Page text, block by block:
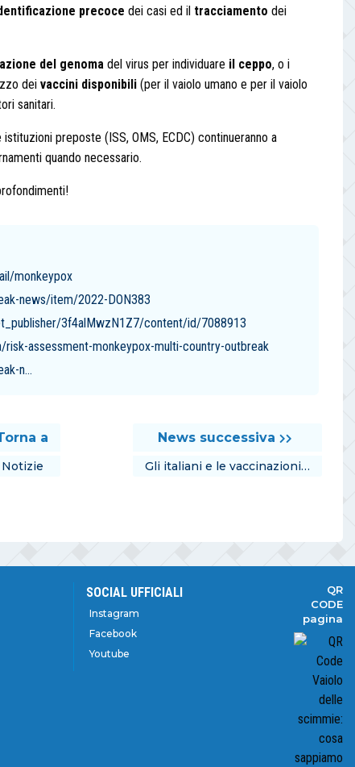
precoce dei casi ed il tracciamento dei
del genoma del virus per individuare il ceppo, o i
dei vaccini disponibili (per il vaiolo umano e per il vaiolo
sanitari.
preposte (ISS, OMS, ECDC) continueranno a
quando necessario.
monkeypox
news/item/2022-DON383
3f4alMwzN1Z7/content/id/7088913
assessment-monkeypox-multi-country-outbreak
n...
News successiva
Gli italiani e le vaccinazioni…
a
Notizie
SOCIAL UFFICIALI
Instagram
Facebook
Youtube
QR
CODE
pagina